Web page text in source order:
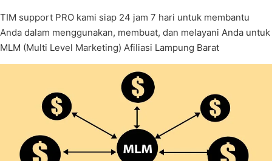
TIM support PRO kami siap 24 jam 7 hari untuk membantu
Anda dalam menggunakan, membuat, dan melayani Anda untuk
MLM (Multi Level Marketing) Afiliasi Lampung Barat